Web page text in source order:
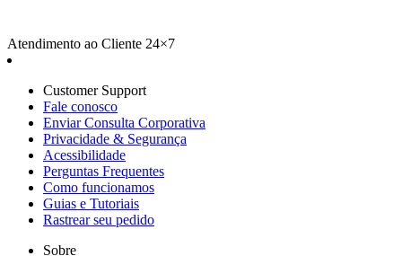
Atendimento ao Cliente 24×7
Customer Support
Fale conosco
Enviar Consulta Corporativa
Privacidade & Segurança
Acessibilidade
Perguntas Frequentes
Como funcionamos
Guias e Tutoriais
Rastrear seu pedido
Sobre